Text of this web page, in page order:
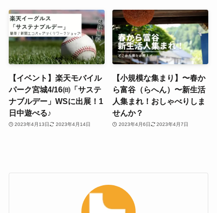
【イベント】楽天モバイル
パーク宮城4/16㈰「サステ
ナブルデー」WSに出展！1
日中遊べる♪
2023年4月13日 2023年4月14日
【小規模な集まり】〜春か
ら富谷（らへん）〜新生活
人集まれ！おしゃべりしま
せんか？
2023年4月6日 2023年4月7日